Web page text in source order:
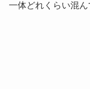
一体どれくらい混ん